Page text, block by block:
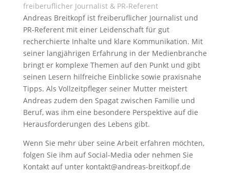
freiberuflicher Journalist & PR-Referent
Andreas Breitkopf ist freiberuflicher Journalist und
PR-Referent mit einer Leidenschaft für gut
recherchierte Inhalte und klare Kommunikation. Mit
seiner langjährigen Erfahrung in der Medienbranche
bringt er komplexe Themen auf den Punkt und gibt
seinen Lesern hilfreiche Einblicke sowie praxisnahe
Tipps. Als Vollzeitpfleger seiner Mutter meistert
Andreas zudem den Spagat zwischen Familie und
Beruf, was ihm eine besondere Perspektive auf die
Herausforderungen des Lebens gibt.
Wenn Sie mehr über seine Arbeit erfahren möchten,
folgen Sie ihm auf Social-Media oder nehmen Sie
Kontakt auf unter kontakt@andreas-breitkopf.de